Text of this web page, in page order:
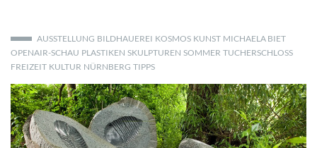
AUSSTELLUNG BILDHAUEREI KOSMOS KUNST MICHAELA BIET
OPENAIR-SCHAU PLASTIKEN SKULPTUREN SOMMER TUCHERSCHLOSS
FREIZEIT KULTUR NÜRNBERG TIPPS